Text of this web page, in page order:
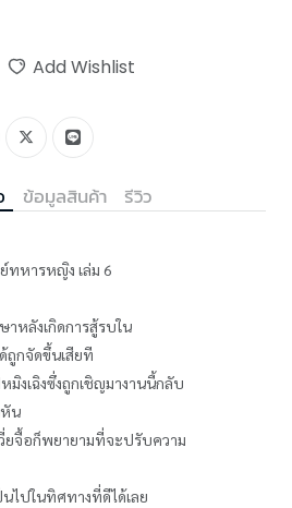
Add Wishlist
ข้อมูลสินค้า รีวิว
ทหารหญิง เล่ม 6
หลังเกิดการสู้รบใน
ถูกจัดขึ้นเสียที
มิงเฉิงซึ่งถูกเชิญมางานนี้กลับ
หัน
ยจื้อก็พยายามที่จะปรับความ
นไปในทิศทางที่ดีได้เลย